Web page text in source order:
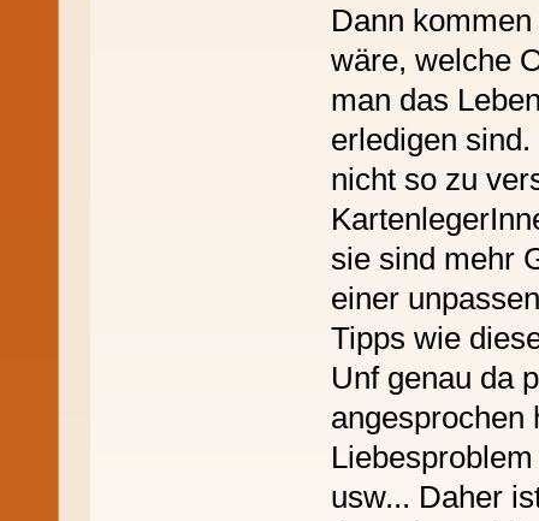
Dann
wäre, welche
man das
erledigen
nicht so zu
sie sind mehr
einer
Tipps wie
Unf genau da
angesprochen
usw... Daher